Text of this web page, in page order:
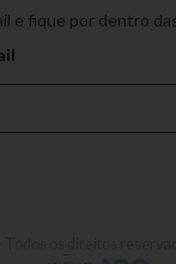
e fique por dentro